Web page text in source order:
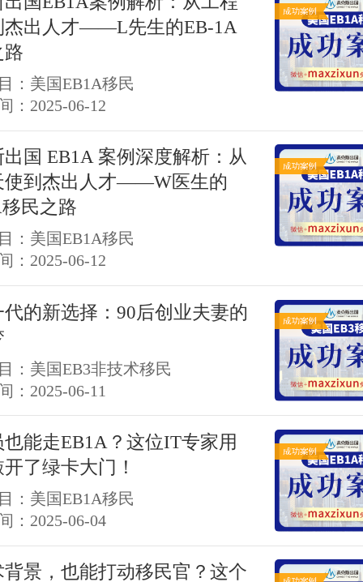
杰出人才——L先生的EB-1A
路
：美国EB1A移民
：2025-06-12
国 EB1A 案例深度解析：从
使到杰出人才——W医生的
民之路
：美国EB1A移民
：2025-06-12
的新选择：90后创业夫妻的
：美国EB3非技术移民
：2025-06-11
能走EB1A？这位IT专家用
了绿卡大门！
：美国EB1A移民
：2025-06-04
背景，也能打动移民官？这个